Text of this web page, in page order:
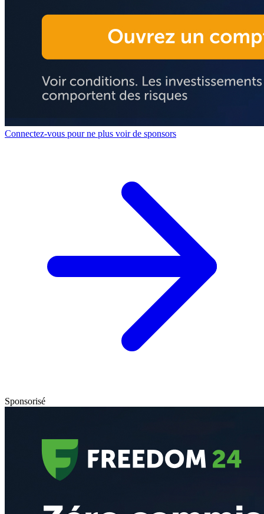
Connectez-vous pour ne plus voir de sponsors
Sponsorisé